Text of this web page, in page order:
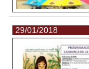
29/01/2018